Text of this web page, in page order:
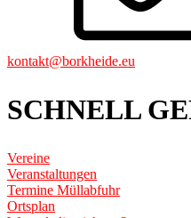
kontakt@borkheide.eu
SCHNELL
Vereine
Veranstaltungen
Termine Müllabfuhr
Ortsplan